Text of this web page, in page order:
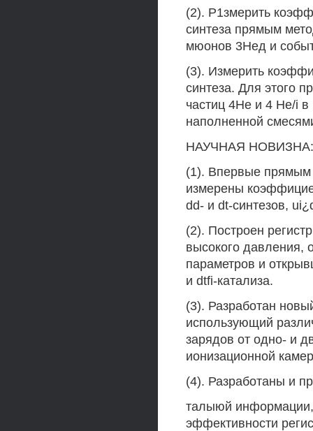
(2). Р1змерить
синтеза прямым
мюонов 3Нед и
(3). Измерить
синтеза. Для этого
частиц 4Не и 4 He/i
наполненной
НАУЧНАЯ НОВИЗНА:
(1). Впервые прямым
измерены
dd- и dt-синтезов,
(2). Построен
высокого давления,
параметров и
и dtfi-катализа.
(3). Разработан
использующий
зарядов от одно- и
ионизационной
(4). Разработаны и
талыюй
эффективности